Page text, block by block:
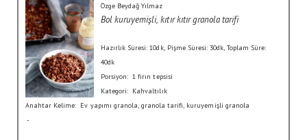
Özge Beydağ Yılmaz
Bol kuruyemişli, kıtır kıtır granola tarifi
Hazırlık Süresi:10dk , Pişme Süresi: 30dk , Toplam Süre:
40dk
Porsiyon: 1 fırın tepsisi
Kategori: Kahvaltılık
Anahtar Kelime: Ev yapımı granola, granola tarifi, kuruyemişli granola
-